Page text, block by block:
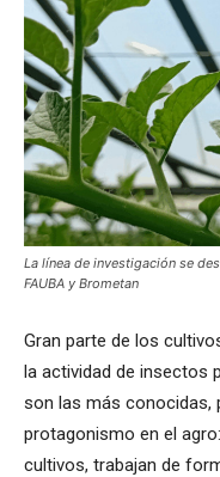
La línea de investigación se
FAUBA y Brometan
Gran parte de los
la actividad de insectos
son las más conocidas,
protagonismo en el
cultivos, trabajan de